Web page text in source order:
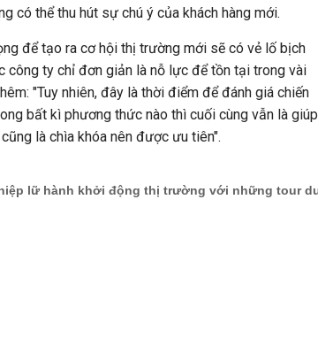
có thể thu hút sự chú ý của khách hàng mới.
để tạo ra cơ hội thị trường mới sẽ có vẻ lố bịch
công ty chỉ đơn giản là nỗ lực để tồn tại trong vài
"Tuy nhiên, đây là thời điểm để đánh giá chiến
bất kì phương thức nào thì cuối cùng vẫn là giúp
là chìa khóa nên được ưu tiên".